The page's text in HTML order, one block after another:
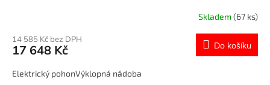
R
M
A
Skladem(67 ks)
14 585 Kč bez DPH
17 648 Kč Do košíku
Elektrický pohonVýklopná nádoba